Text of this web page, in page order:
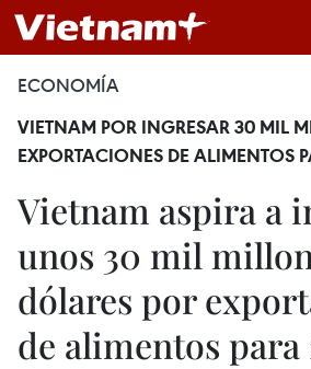
ECONOMÍA
VIETNAM POR INGRESAR 30 MIL
EXPORTACIONES DE ALIMENTOS
Vietnam aspira a
unos 30 mil
dólares por
de alimentos para